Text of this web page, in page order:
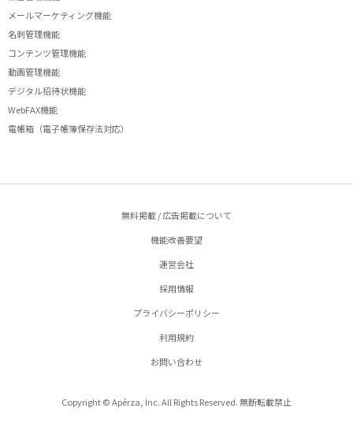
メールマーケティング機能
名刺管理機能
コンテンツ管理機能
動画管理機能
デジタル招待状機能
WebFAX機能
電帳箱（電子帳簿保存法対応）
無料掲載 / 広告掲載について
機能改善要望
運営会社
採用情報
プライバシーポリシー
利用規約
お問い合わせ
Copyright © Apérza, Inc. All Rights Reserved. 無断転載禁止